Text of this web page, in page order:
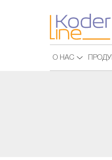
О НАС